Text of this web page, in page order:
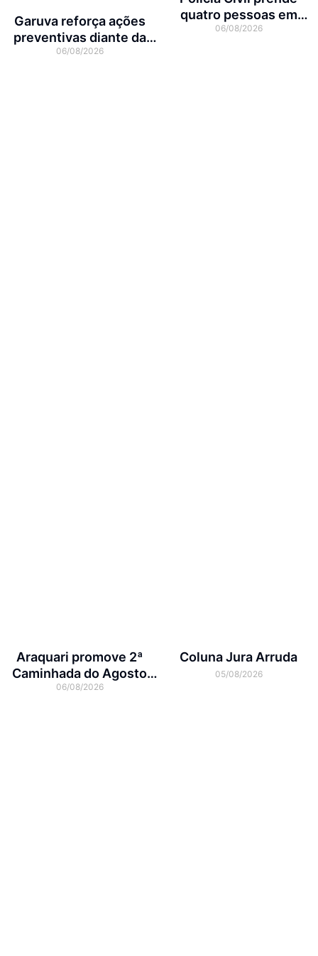
Garuva reforça ações
preventivas diante da
previsão de atuação do El
06/08/2026
quatro pessoas em
operação contra tráfico
06/08/2026
Araquari promove 2ª
Caminhada do Agosto
Lilás no dia 7 de agosto
06/08/2026
Coluna Jura Arruda
05/08/2026